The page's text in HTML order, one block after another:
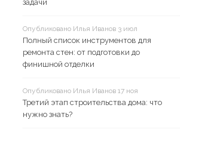
задачи
Опубликовано Илья Иванов 3 июл
Полный список инструментов для
ремонта стен: от подготовки до
финишной отделки
Опубликовано Илья Иванов 17 ноя
Третий этап строительства дома: что
нужно знать?